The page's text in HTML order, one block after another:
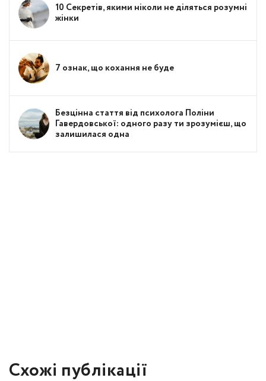
10 Секретів, якими ніколи не діляться розумні
жінки
7 ознак, що кохання не буде
Безцінна стаття від психолога Поліни
Гавердовської: одного разу ти зрозумієш, що
залишилася одна
Схожі публікації